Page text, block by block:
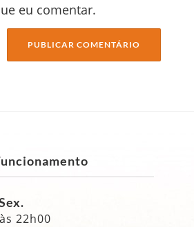
eu comentar.
22h00